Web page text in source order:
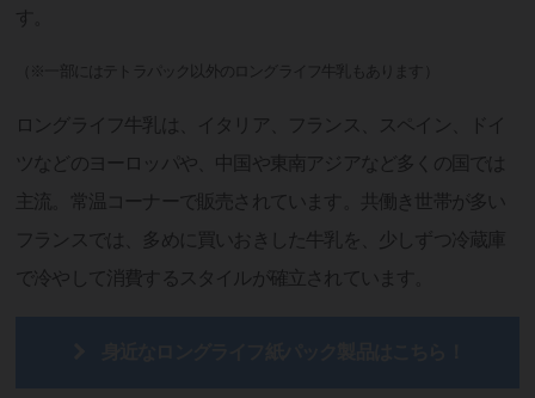
す。
（※一部にはテトラパック以外のロングライフ牛乳もあります）
ロングライフ牛乳は、イタリア、フランス、スペイン、ドイ
ツなどのヨーロッパや、中国や東南アジアなど多くの国では
主流。常温コーナーで販売されています。共働き世帯が多い
フランスでは、多めに買いおきした牛乳を、少しずつ冷蔵庫
で冷やして消費するスタイルが確立されています。